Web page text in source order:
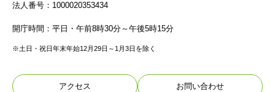
法人番号：1000020353434
開庁時間：平日・午前8時30分～午後5時15分
※土日・祝日年末年始12月29日～1月3日を除く
アクセス お問い合わせ